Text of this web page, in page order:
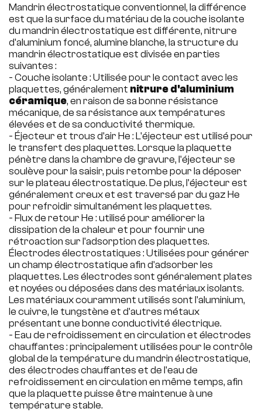
Mandrin électrostatique conventionnel, la différence
est que la surface du matériau de la couche isolante
du mandrin électrostatique est différente, nitrure
d'aluminium foncé, alumine blanche, la structure du
mandrin électrostatique est divisée en parties
suivantes :
- Couche isolante : Utilisée pour le contact avec les
plaquettes, généralement nitrure d'aluminium
céramique, en raison de sa bonne résistance
mécanique, de sa résistance aux températures
élevées et de sa conductivité thermique.
- Éjecteur et trous d'air He : L'éjecteur est utilisé pour
le transfert des plaquettes. Lorsque la plaquette
pénètre dans la chambre de gravure, l'éjecteur se
soulève pour la saisir, puis retombe pour la déposer
sur le plateau électrostatique. De plus, l'éjecteur est
généralement creux et est traversé par du gaz He
pour refroidir simultanément les plaquettes.
- Flux de retour He : utilisé pour améliorer la
dissipation de la chaleur et pour fournir une
rétroaction sur l'adsorption des plaquettes.
Électrodes électrostatiques : Utilisées pour générer
un champ électrostatique afin d'adsorber les
plaquettes. Les électrodes sont généralement plates
et noyées ou déposées dans des matériaux isolants.
Les matériaux couramment utilisés sont l'aluminium,
le cuivre, le tungstène et d'autres métaux
présentant une bonne conductivité électrique.
- Eau de refroidissement en circulation et électrodes
chauffantes : principalement utilisées pour le contrôle
global de la température du mandrin électrostatique,
des électrodes chauffantes et de l'eau de
refroidissement en circulation en même temps, afin
que la plaquette puisse être maintenue à une
température stable.